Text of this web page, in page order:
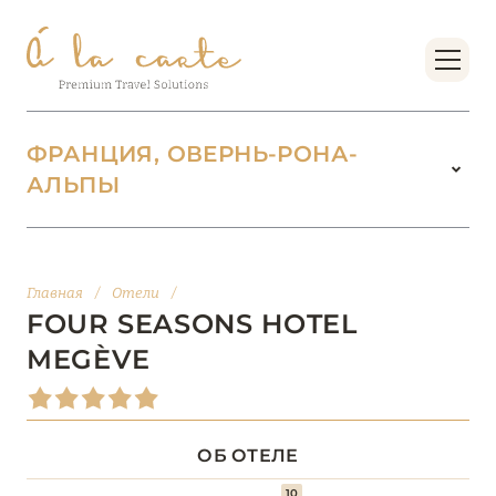
ФРАНЦИЯ, ОВЕРНЬ-РОНА-
АЛЬПЫ
БОРДО (НОВАЯ
АКВИТАНИЯ)
БРЕТАНЬ
Главная / Отели /
FOUR SEASONS HOTEL
MEGÈVE
ОБ ОТЕЛЕ